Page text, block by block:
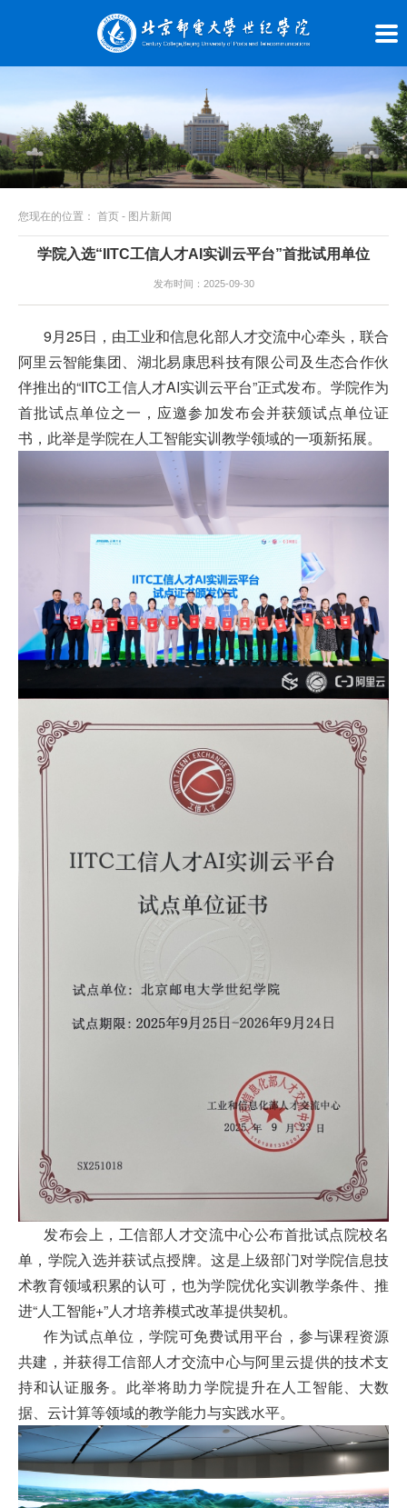
首
学
机
息
训
中
人
才
招
聘
您现在的位置： 首页 - 图片新闻
学院入选“IITC工信人才AI实训云平台”首批试用单位
发布时间：2025-09-30
9月25日，由工业和信息化部人才交流中心牵头，联合
阿里云智能集团、湖北易康思科技有限公司及生态合作伙
伴推出的“IITC工信人才AI实训云平台”正式发布。学院作为
首批试点单位之一，应邀参加发布会并获颁试点单位证
书，此举是学院在人工智能实训教学领域的一项新拓展。
发布会上，工信部人才交流中心公布首批试点院校名
单，学院入选并获试点授牌。这是上级部门对学院信息技
术教育领域积累的认可，也为学院优化实训教学条件、推
进“人工智能+”人才培养模式改革提供契机。
作为试点单位，学院可免费试用平台，参与课程资源
共建，并获得工信部人才交流中心与阿里云提供的技术支
持和认证服务。此举将助力学院提升在人工智能、大数
据、云计算等领域的教学能力与实践水平。